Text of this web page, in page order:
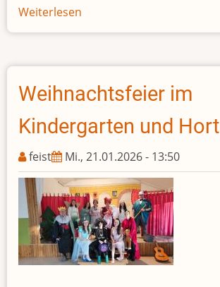
Weiterlesen
Rodelspaß
Schneegestöber
Weihnachtsfeier im
Kindergarten und Hort
feist Mi., 21.01.2026 - 13:50